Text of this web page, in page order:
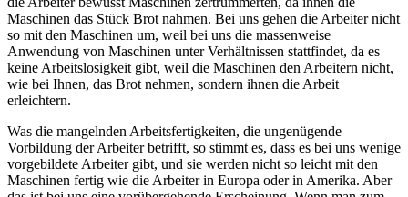
Maschinen das Stück Brot nahmen. Bei uns gehen die Arbeiter nicht
so mit den Maschinen um, weil bei uns die massenweise
Anwendung von Maschinen unter Verhältnissen stattfindet, da es
keine Arbeitslosigkeit gibt, weil die Maschinen den Arbeitern nicht,
wie bei Ihnen, das Brot nehmen, sondern ihnen die Arbeit
erleichtern.
Was die mangelnden Arbeitsfertigkeiten, die ungenügende
Vorbildung der Arbeiter betrifft, so stimmt es, dass es bei uns wenige
vorgebildete Arbeiter gibt, und sie werden nicht so leicht mit den
Maschinen fertig wie die Arbeiter in Europa oder in Amerika. Aber